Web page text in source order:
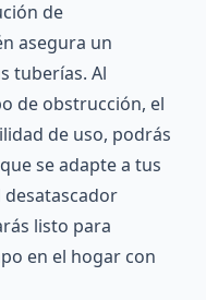
de
asegura un
tuberías. Al
de obstrucción, el
de uso, podrás
se adapte a tus
desatascador
listo para
en el hogar con